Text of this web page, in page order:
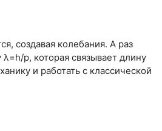
создавая колебания. А раз
p, которая связывает длину
и работать с классической